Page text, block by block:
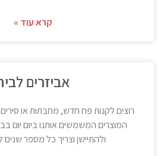
קרא עוד »
אביזרים
רוצים לקנות פח חדש, מחבתות או
המוצרים המשמשים אותנו ביום יום
ולהתיישן וצריך כל מספר